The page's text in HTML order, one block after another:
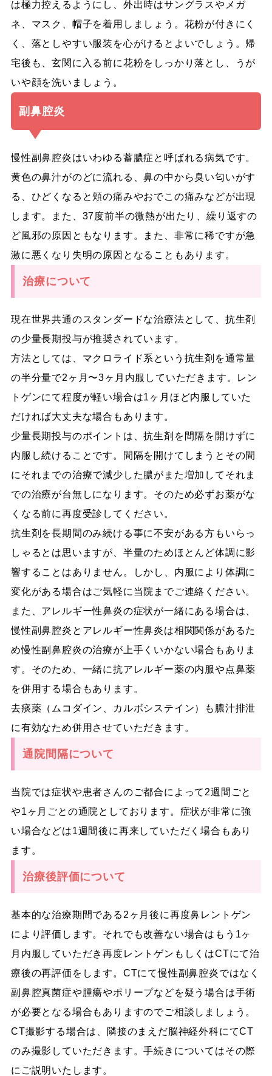
は極力控えるようにし、外出時はサングラスやメガ
ネ、マスク、帽子を着用しましょう。花粉が付きにく
く、落としやすい服装を心がけるとよいでしょう。帰
宅後も、玄関に入る前に花粉をしっかり落とし、うが
いや顔を洗いましょう。
副鼻腔炎
慢性副鼻腔炎はいわゆる蓄膿症と呼ばれる病気です。
黄色の鼻汁がのどに流れる、鼻の中から臭い匂いがす
る、ひどくなると頬の痛みやおでこの痛みなどが出現
します。また、37度前半の微熱が出たり、繰り返すの
ど風邪の原因ともなります。また、非常に稀ですが急
激に悪くなり失明の原因となることもあります。
治療について
現在世界共通のスタンダードな治療法として、 抗生剤
の少量長期投与が推奨されています。
方法としては、 マクロライド系という抗生剤を通常量
の半分量で2ヶ月〜3ヶ月内服していただきます 。レン
トゲンにて程度が軽い場合は1ヶ月ほど内服していた
だければ大丈夫な場合もあります。
少量長期投与のポイントは、抗生剤を間隔を開けずに
内服し続けることです 。間隔を開けてしまうとその間
にそれまでの治療で減少した膿がまた増加してそれま
での治療が台無しになります。そのため必ずお薬がな
くなる前に再度受診してください。
抗生剤を長期間のみ続ける事に不安がある方もいらっ
しゃるとは思いますが、 半量のためほとんど体調に影
響することはありません。しかし、内服により体調に
変化がある場合はご気軽に当院までご連絡ください。
また、アレルギー性鼻炎の症状が一緒にある場合は、
慢性副鼻腔炎とアレルギー性鼻炎は相関関係があるた
め慢性副鼻腔炎の治療が上手くいかない場合もありま
す。そのため、 一緒に抗アレルギー薬の内服や点鼻薬
を併用する場合もあります 。
去痰薬（ムコダイン、カルボシステイン）も膿汁排泄
に有効なため併用させていただきます。
通院間隔について
当院では症状や患者さんのご都合によって 2週間ごと
や1ヶ月ごとの通院 としております。症状が非常に強
い場合などは1週間後に再来していただく場合もあり
ます。
治療後評価について
基本的な治療期間である 2ヶ月後に再度鼻レントゲン
により評価します。それでも改善ない場合はもう1ヶ
月内服していただき再度レントゲンもしくはCTにて治
療後の再評価をします 。CTにて慢性副鼻腔炎ではなく
副鼻腔真菌症や腫瘍やポリープなどを疑う場合は手術
が必要となる場合もありますのでご相談しましょう。
CT撮影する場合は、隣接のまえだ脳神経外科にてCT
のみ撮影していただきます。手続きについてはその際
にご説明いたします。